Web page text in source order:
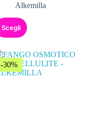
Alkemilla
Scegli
-30%